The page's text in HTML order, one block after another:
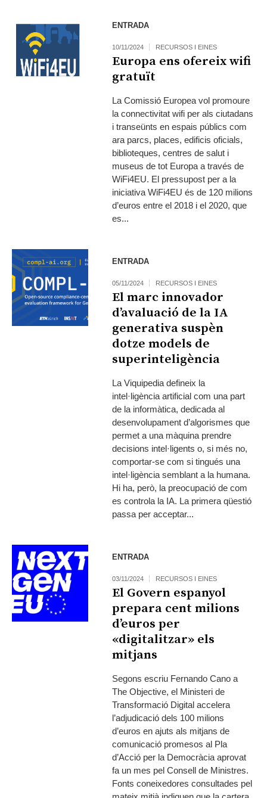
ENTRADA
10/11/2024 RECURSOS I EINES
Europa ens ofereix wifi
gratuït
La Comissió Europea vol promoure
la connectivitat wifi per als ciutadans
i transeünts en espais públics com
ara parcs, places, edificis oficials,
biblioteques, centres de salut i
museus de tot Europa a través de
WiFi4EU. El pressupost per a la
iniciativa WiFi4EU és de 120 milions
d’euros entre el 2018 i el 2020, que
es...
ENTRADA
05/11/2024 RECURSOS I EINES
El marc innovador
d’avaluació de la IA
generativa suspèn
dotze models de
superinteligència
La Viquipedia defineix la
intel·ligència artificial com una part
de la informàtica, dedicada al
desenvolupament d’algorismes que
permet a una màquina prendre
decisions intel·ligents o, si més no,
comportar-se com si tingués una
intel·ligència semblant a la humana.
Hi ha, però, la preocupació de com
es controla la IA. La primera qüestió
passa per acceptar...
ENTRADA
03/11/2024 RECURSOS I EINES
El Govern espanyol
prepara cent milions
d’euros per
«digitalitzar» els
mitjans
Segons escriu Fernando Cano a
The Objective, el Ministeri de
Transformació Digital accelera
l’adjudicació dels 100 milions
d’euros en ajuts als mitjans de
comunicació promesos al Pla
d’Acció per la Democràcia aprovat
fa un mes pel Consell de Ministres.
Fonts coneixedores consultades pel